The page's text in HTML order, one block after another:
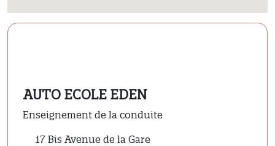
AUTO ECOLE EDEN
Enseignement de la conduite
17 Bis Avenue de la Gare